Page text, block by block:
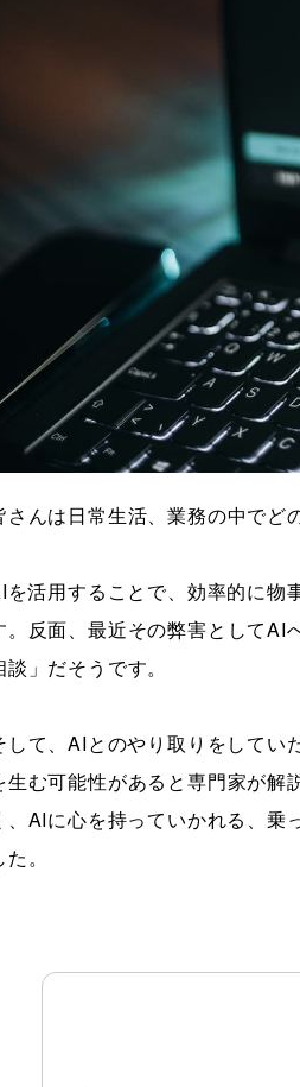
さんは日常生活、業務の中でど
を活用することで、効率的に物
。反面、最近その弊害としてAI
談」だそうです。
して、AIとのやり取りをしてい
生む可能性があると専門家が解
、AIに心を持っていかれる、乗
た。